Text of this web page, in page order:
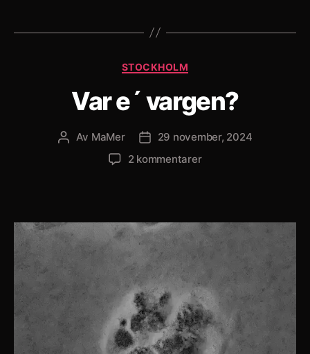
Kategorier
STOCKHOLM
Var e´ vargen?
Inläggsförfattare
Av MaMer Inläggsdatum
29 november, 2024
2 kommentarertill
vargen?